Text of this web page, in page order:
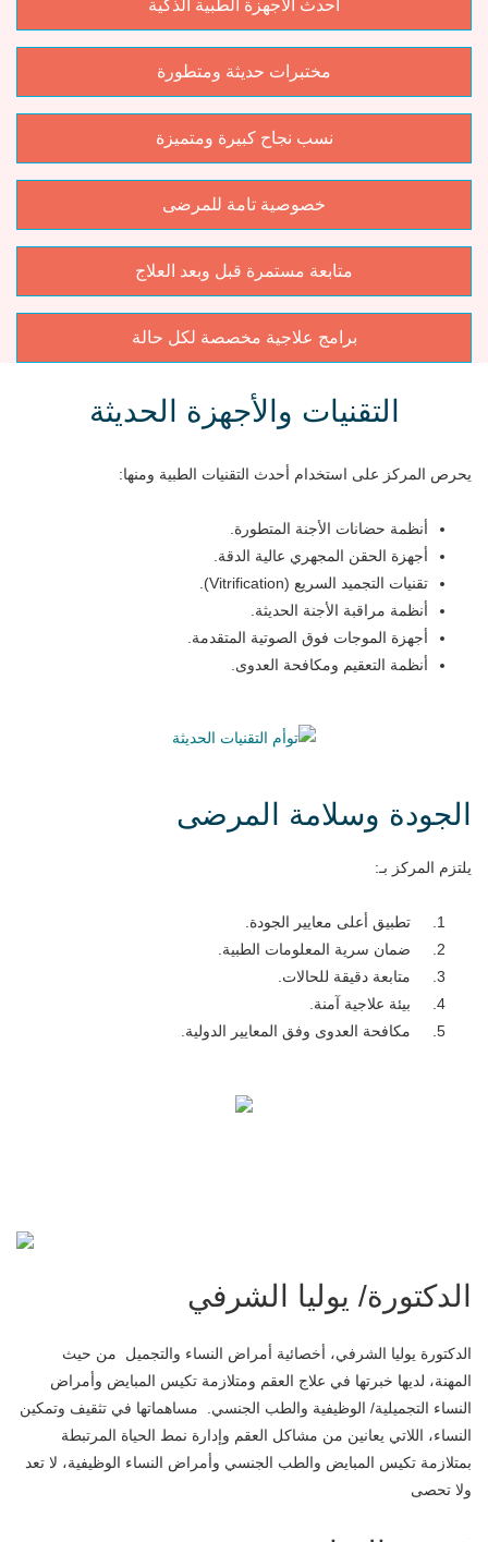
أحدث الأجهزة الطبية الذكية
مختبرات حديثة ومتطورة
نسب نجاح كبيرة ومتميزة
خصوصية تامة للمرضى
متابعة مستمرة قبل وبعد العلاج
برامج علاجية مخصصة لكل حالة
التقنيات والأجهزة الحديثة
يحرص المركز على استخدام أحدث التقنيات الطبية ومنها:
أنظمة حضانات الأجنة المتطورة.
أجهزة الحقن المجهري عالية الدقة.
تقنيات التجميد السريع (Vitrification).
أنظمة مراقبة الأجنة الحديثة.
أجهزة الموجات فوق الصوتية المتقدمة.
أنظمة التعقيم ومكافحة العدوى.
الجودة وسلامة المرضى
يلتزم المركز بـ:
تطبيق أعلى معايير الجودة.
ضمان سرية المعلومات الطبية.
متابعة دقيقة للحالات.
بيئة علاجية آمنة.
مكافحة العدوى وفق المعايير الدولية.
الدكتورة/ يوليا الشرفي
الدكتورة يوليا الشرفي، أخصائية أمراض النساء والتجميل من حيث
المهنة، لديها خبرتها في علاج العقم ومتلازمة تكيس المبايض وأمراض
النساء التجميلية/ الوظيفية والطب الجنسي. مساهماتها في تثقيف وتمكين
النساء، اللاتي يعانين من مشاكل العقم وإدارة نمط الحياة المرتبطة
بمتلازمة تكيس المبايض والطب الجنسي وأمراض النساء الوظيفية، لا تعد
ولا تحصى